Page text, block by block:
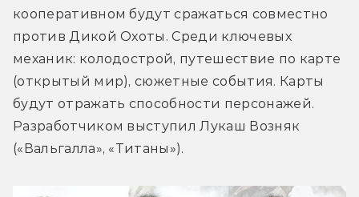
кооперативном будут сражаться совместно
против Дикой Охоты. Среди ключевых
механик: колодострой, путешествие по карте
(открытый мир), сюжетные события. Карты
будут отражать способности персонажей.
Разработчиком выступил Лукаш Возняк
(«Вальгалла», «Титаны»).